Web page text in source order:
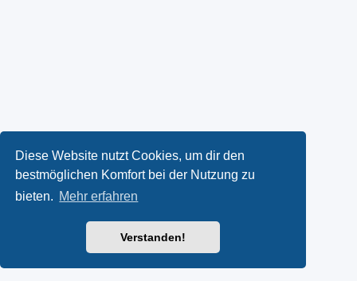
Diese Website nutzt Cookies, um dir den
bestmöglichen Komfort bei der Nutzung zu
bieten. Mehr erfahren
Verstanden!